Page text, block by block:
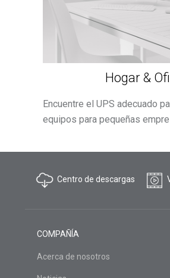
Hogar &
Encuentre el UPS adecuado
equipos para pequeñas
Centro de descargas
COMPAÑÍA
Acerca de nosotros